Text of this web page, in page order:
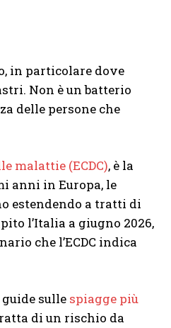
in particolare dove
Non è un batterio
delle persone che
malattie (ECDC), è la
anni in Europa, le
estendendo a tratti di
l’Italia a giugno 2026,
che l’ECDC indica
sulle spiagge più
di un rischio da